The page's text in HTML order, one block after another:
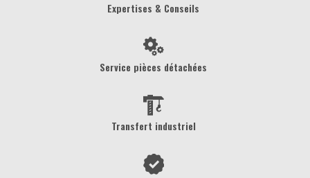
Expertises & Conseils
Service pièces détachées
Transfert industriel